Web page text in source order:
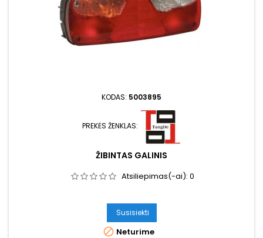
KODAS: 5003895
PREKĖS ŽENKLAS:
ŽIBINTAS GALINIS
Atsiliepimas(-ai): 0
Susisiekti
 Neturime